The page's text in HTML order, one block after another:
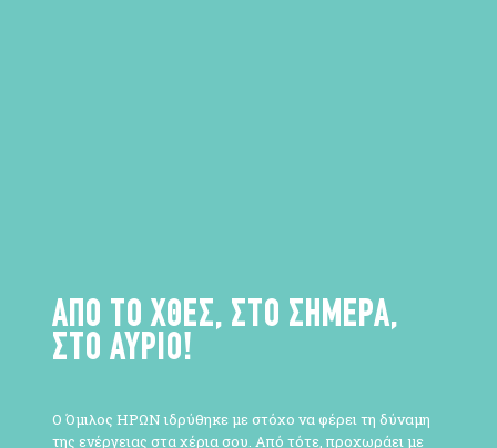
ΑΠΟ ΤΟ ΧΘΕΣ, ΣΤΟ ΣΗΜΕΡΑ,
ΣΤΟ ΑΥΡΙΟ!
Ο Όμιλος ΗΡΩΝ ιδρύθηκε με στόχο να φέρει τη δύναμη
της ενέργειας στα χέρια σου. Από τότε, προχωράει με